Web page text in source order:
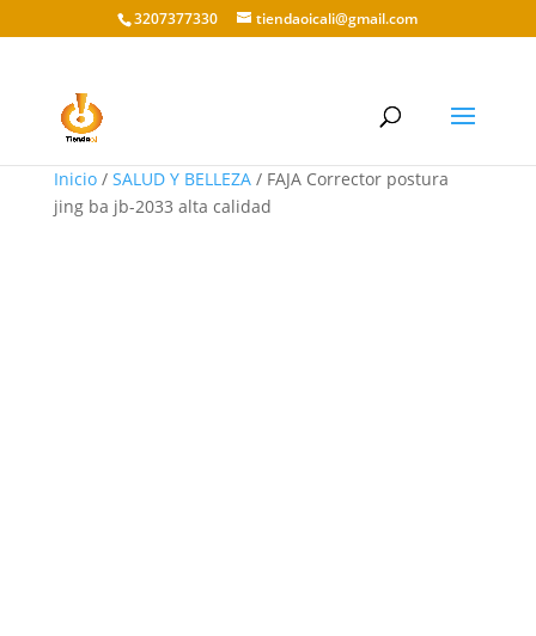
3207377330 tiendaoicali@gmail.com
Inicio/ SALUD Y BELLEZA/ FAJA Corrector postura
jing ba jb-2033 alta calidad